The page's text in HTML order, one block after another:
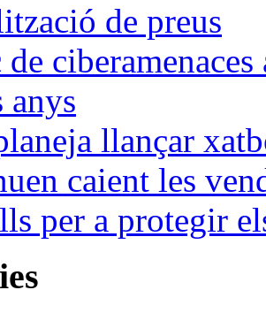
de preus
anys
llançar
caient les
per a protegir